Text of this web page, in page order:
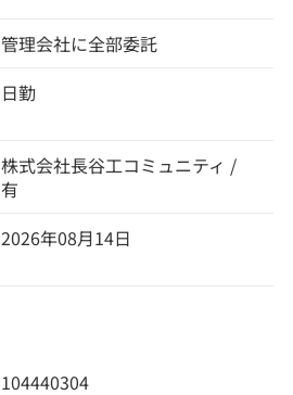
管理会社に全部委託
日勤
株式会社長谷工コミュニティ /
有
2026年08月14日
104440304